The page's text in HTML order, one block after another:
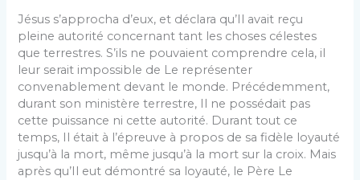
Jésus s’approcha d’eux, et déclara qu’Il avait reçu
pleine autorité concernant tant les choses célestes
que terrestres. S’ils ne pouvaient comprendre cela, il
leur serait impossible de Le représenter
convenablement devant le monde. Précédemment,
durant son ministère terrestre, Il ne possédait pas
cette puissance ni cette autorité. Durant tout ce
temps, Il était à l’épreuve à propos de sa fidèle loyauté
jusqu’à la mort, même jus­qu’à la mort sur la croix. Mais
après qu’Il eut démontré sa loyauté, le Père Le